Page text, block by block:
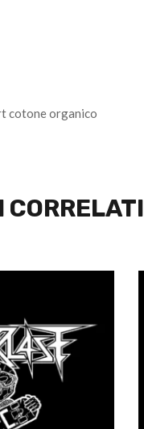
cotone organico
CORRELATI